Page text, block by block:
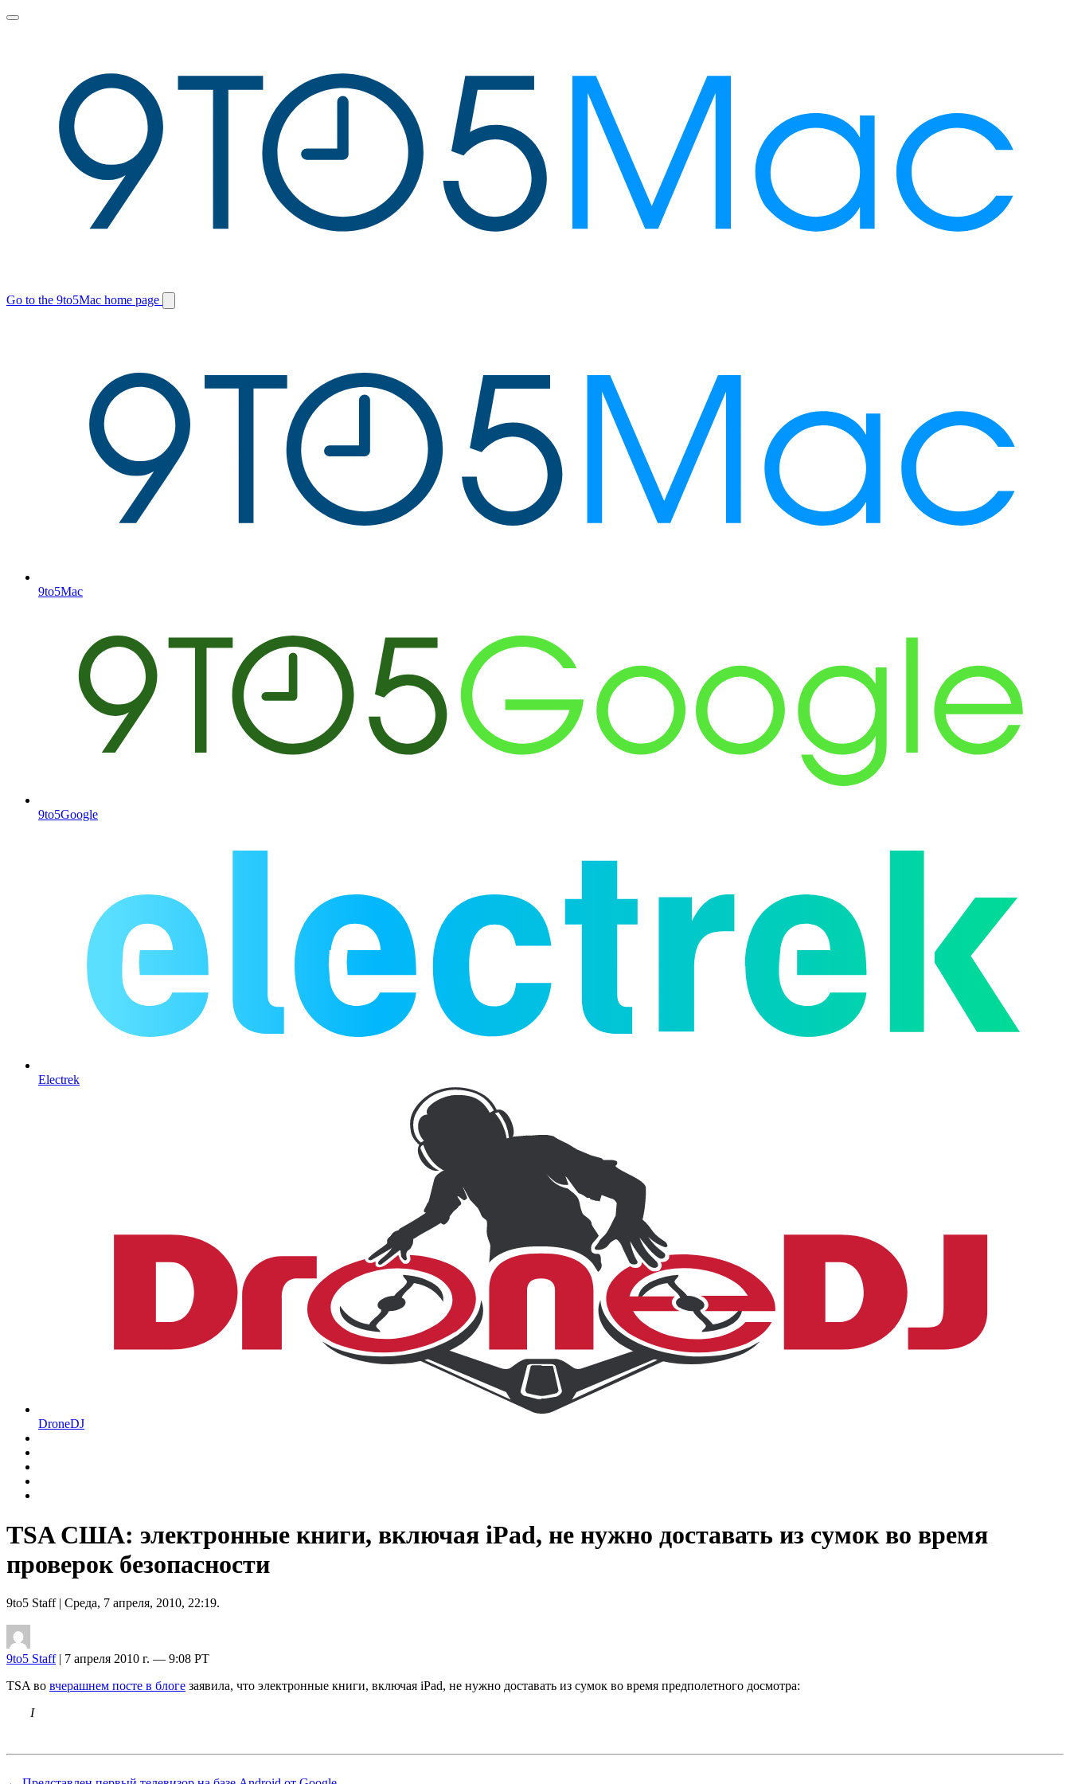
Toggle
Go to the 9to5Mac home page
Switch
9to5Mac
9to5Google
Electrek
DroneDJ
TSA США: электронные книги, включая iPad, не нужно доставать из сумок во время
проверок безопасности
9to5 Staff| Среда, 7 апреля, 2010, 22:19.
9to5 Staff| 7 апреля 2010 г. — 9:08 PT
TSA во вчерашнем посте в блоге заявила, что электронные книги, включая iPad, не нужно доставать из сумок во время предполетного досмотра:
I